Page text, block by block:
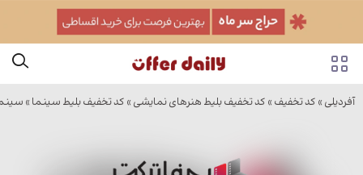
آفردیلی » کد تخفیف » کد تخفیف بلیط هنرهای نمایشی » کد تخفیف بلیط سینما »